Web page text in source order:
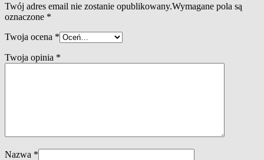
Twój adres email nie zostanie opublikowany.Wymagane pola są
oznaczone *
Twoja ocena *
Twoja opinia *
Nazwa *